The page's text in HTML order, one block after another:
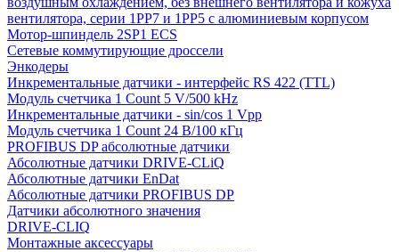
вентилятора, серии 1PP7 и 1PP5 с алюминиевым корпусом
Мотор-шпиндель 2SP1 ECS
Сетевые коммутирующие дроссели
Энкодеры
Инкрементальные датчики - интерфейс RS 422 (TTL)
Модуль счетчика 1 Count 5 V/500 kHz
Инкрементальные датчики - sin/cos 1 Vpp
Модуль счетчика 1 Count 24 В/100 кГц
PROFIBUS DP абсолютные датчики
Абсолютные датчики DRIVE-CLiQ
Абсолютные датчики EnDat
Абсолютные датчики PROFIBUS DP
Датчики абсолютного значения
DRIVE-CLIQ
Монтажные аксессуары